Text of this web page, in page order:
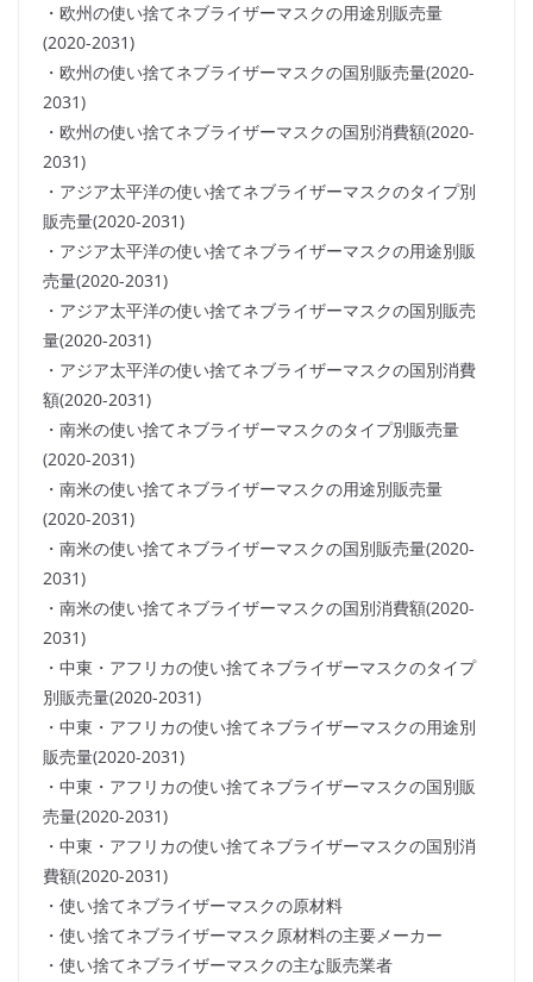
・欧州の使い捨てネブライザーマスクの用途別販売量
(2020-2031)
・欧州の使い捨てネブライザーマスクの国別販売量(2020-
2031)
・欧州の使い捨てネブライザーマスクの国別消費額(2020-
2031)
・アジア太平洋の使い捨てネブライザーマスクのタイプ別
販売量(2020-2031)
・アジア太平洋の使い捨てネブライザーマスクの用途別販
売量(2020-2031)
・アジア太平洋の使い捨てネブライザーマスクの国別販売
量(2020-2031)
・アジア太平洋の使い捨てネブライザーマスクの国別消費
額(2020-2031)
・南米の使い捨てネブライザーマスクのタイプ別販売量
(2020-2031)
・南米の使い捨てネブライザーマスクの用途別販売量
(2020-2031)
・南米の使い捨てネブライザーマスクの国別販売量(2020-
2031)
・南米の使い捨てネブライザーマスクの国別消費額(2020-
2031)
・中東・アフリカの使い捨てネブライザーマスクのタイプ
別販売量(2020-2031)
・中東・アフリカの使い捨てネブライザーマスクの用途別
販売量(2020-2031)
・中東・アフリカの使い捨てネブライザーマスクの国別販
売量(2020-2031)
・中東・アフリカの使い捨てネブライザーマスクの国別消
費額(2020-2031)
・使い捨てネブライザーマスクの原材料
・使い捨てネブライザーマスク原材料の主要メーカー
・使い捨てネブライザーマスクの主な販売業者